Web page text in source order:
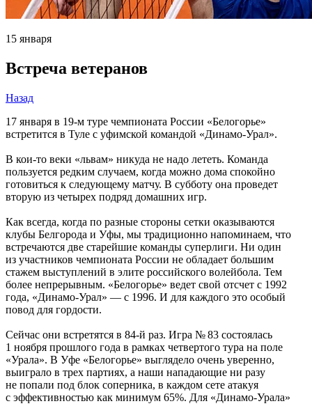
15 января
Встреча ветеранов
Назад
17 января в 19-м туре чемпионата России «Белогорье»
встретится в Туле с уфимской командой «Динамо-Урал».
В кои-то веки «львам» никуда не надо лететь. Команда
пользуется редким случаем, когда можно дома спокойно
готовиться к следующему матчу. В субботу она проведет
вторую из четырех подряд домашних игр.
Как всегда, когда по разные стороны сетки оказываются
клубы Белгорода и Уфы, мы традиционно напоминаем, что
встречаются две старейшие команды суперлиги. Ни один
из участников чемпионата России не обладает большим
стажем выступлений в элите российского волейбола. Тем
более непрерывным. «Белогорье» ведет свой отсчет с 1992
года, «Динамо-Урал» — с 1996. И для каждого это особый
повод для гордости.
Сейчас они встретятся в 84-й раз. Игра № 83 состоялась
1 ноября прошлого года в рамках четвертого тура на поле
«Урала». В Уфе «Белогорье» выглядело очень уверенно,
выиграло в трех партиях, а наши нападающие ни разу
не попали под блок соперника, в каждом сете атакуя
с эффективностью как минимум 65%. Для «Динамо-Урала»